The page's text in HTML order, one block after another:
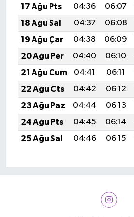
17 Ağu Pts
04:36 06:07
18 Ağu Sal
04:37 06:08
19 Ağu Çar
04:38 06:09
20 Ağu Per
04:40 06:10
21 Ağu Cum
04:41 06:11
22 Ağu Cts
04:42 06:12
23 Ağu Paz
04:44 06:13
24 Ağu Pts
04:45 06:14
25 Ağu Sal
04:46 06:15